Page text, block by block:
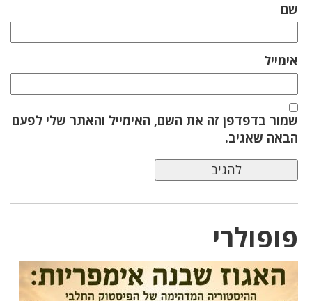
שם
אימייל
שמור בדפדפן זה את השם, האימייל והאתר שלי לפעם
הבאה שאגיב.
פופולרי